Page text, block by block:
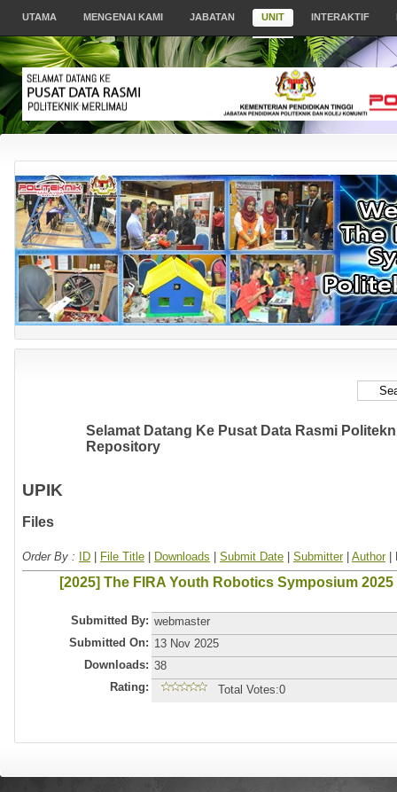
UTAMA MENGENAI KAMI JABATAN UNIT INTERAKTIF
Selamat Datang Ke Pusat Data Rasmi
Repository
UPIK
Files
Order By : ID File Title Downloads Submit Date Submitter| Author|
[2025] The FIRA Youth Robotics Symposium 2025
Submitted By: webmaster
Submitted On: 13 Nov 2025
Downloads: 38
Rating:
Total Votes:0